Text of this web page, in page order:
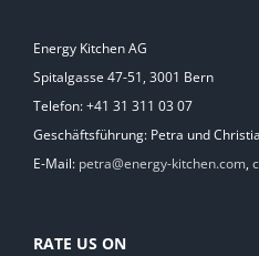
Energy Kitchen AG
Spitalgasse 47-51, 3001 Bern
Telefon: +41 31 311 03 07
Geschäftsführung: Petra und
E-Mail: petra@energy-kitchen.com,
RATE US ON